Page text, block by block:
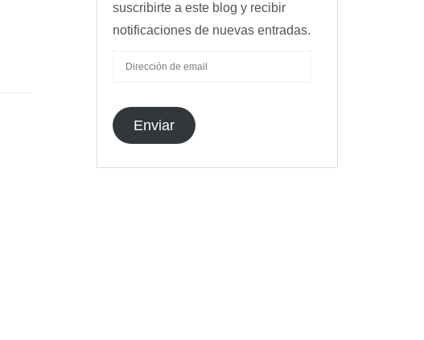
suscribirte a este blog y recibir
notificaciones de nuevas entradas.
EMAIL
Enviar